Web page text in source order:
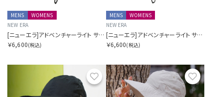
MENS
WOMENS
NEW ERA
[ニューエラ]アドベンチャーライト サンシェード Tech Air Dot Air ブラック ニューエラアウトドア
￥6,600(税込)
MENS
WOMENS
NEW ERA
[ニューエラ]アドベンチャーライト サンシェード Tech Air Dot Air ベージュ ニューエラアウトドア
￥6,600(税込)
お気に入り お気